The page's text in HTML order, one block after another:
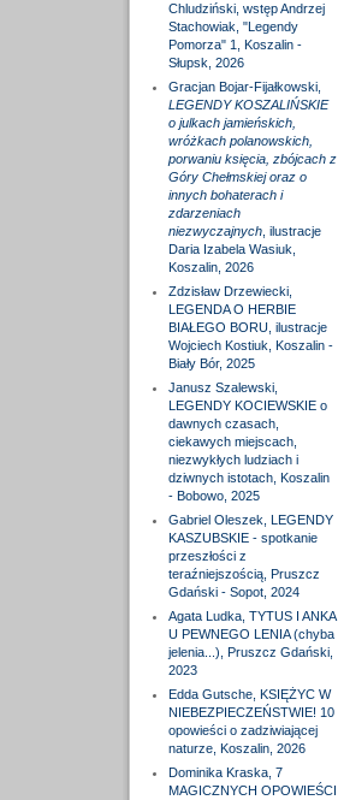
Chludziński, wstęp Andrzej
Stachowiak, "Legendy
Pomorza" 1, Koszalin -
Słupsk, 2026
Gracjan Bojar-Fijałkowski,
LEGENDY KOSZALIŃSKIE
o julkach jamieńskich,
wróżkach polanowskich,
porwaniu księcia, zbójcach z
Góry Chełmskiej oraz o
innych bohaterach i
zdarzeniach
niezwyczajnych, ilustracje
Daria Izabela Wasiuk,
Koszalin, 2026
Zdzisław Drzewiecki,
LEGENDA O HERBIE
BIAŁEGO BORU, ilustracje
Wojciech Kostiuk, Koszalin -
Biały Bór, 2025
Janusz Szalewski,
LEGENDY KOCIEWSKIE o
dawnych czasach,
ciekawych miejscach,
niezwykłych ludziach i
dziwnych istotach, Koszalin
- Bobowo, 2025
Gabriel Oleszek, LEGENDY
KASZUBSKIE - spotkanie
przeszłości z
teraźniejszością, Pruszcz
Gdański - Sopot, 2024
Agata Ludka, TYTUS I ANKA
U PEWNEGO LENIA (chyba
jelenia...), Pruszcz Gdański,
2023
Edda Gutsche, KSIĘŻYC W
NIEBEZPIECZEŃSTWIE! 10
opowieści o zadziwiającej
naturze, Koszalin, 2026
Dominika Kraska, 7
MAGICZNYCH OPOWIEŚCI